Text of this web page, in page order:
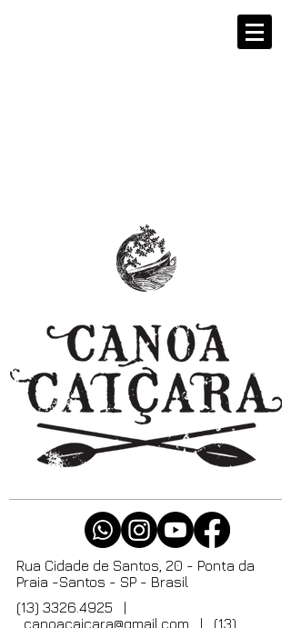
Rua Cidade de Santos, 20 - Ponta da
Praia -Santos - SP - Brasil
(13) 3326.4925 |
canoacaicara@gmail.com | (13)